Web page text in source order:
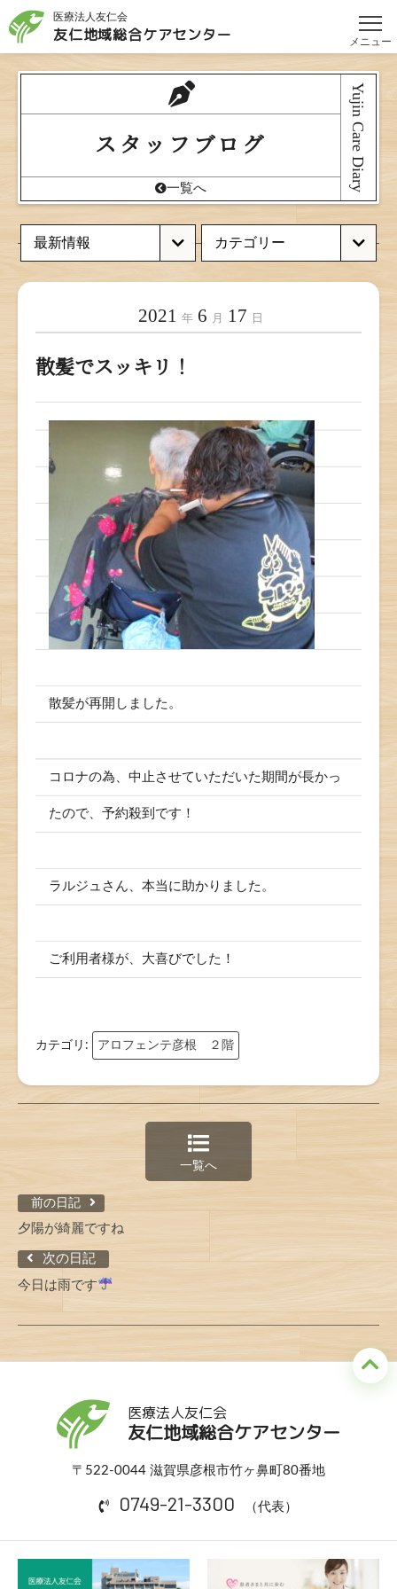
メニュー
医療法人友仁会
友仁地域総合ケアセンター
スタッフブログ Yujin Care Diary
一覧へ
2021 年 6 月 17 日
散髪でスッキリ！
散髪が再開しました。
コロナの為、中止させていただいた期間が長かっ
たので、予約殺到です！
ラルジュさん、本当に助かりました。
ご利用者様が、大喜びでした！
カテゴリ: アロフェンテ彦根 ２階
一覧へ
次の日記
今日は雨です
前の日記
夕陽が綺麗ですね
医療法人友仁会
友仁地域総合ケアセンター
〒522-0044 滋賀県彦根市竹ヶ鼻町80番地
0749-21-3300 （代表）